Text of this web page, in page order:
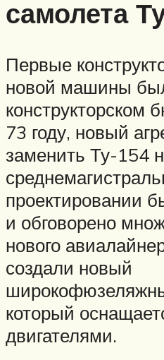
самолета
Первые
новой машины
конструкторском
73 году, новый
заменить Ту-154
проектировании
и обговорено
нового
создали новый
который
двигателями.